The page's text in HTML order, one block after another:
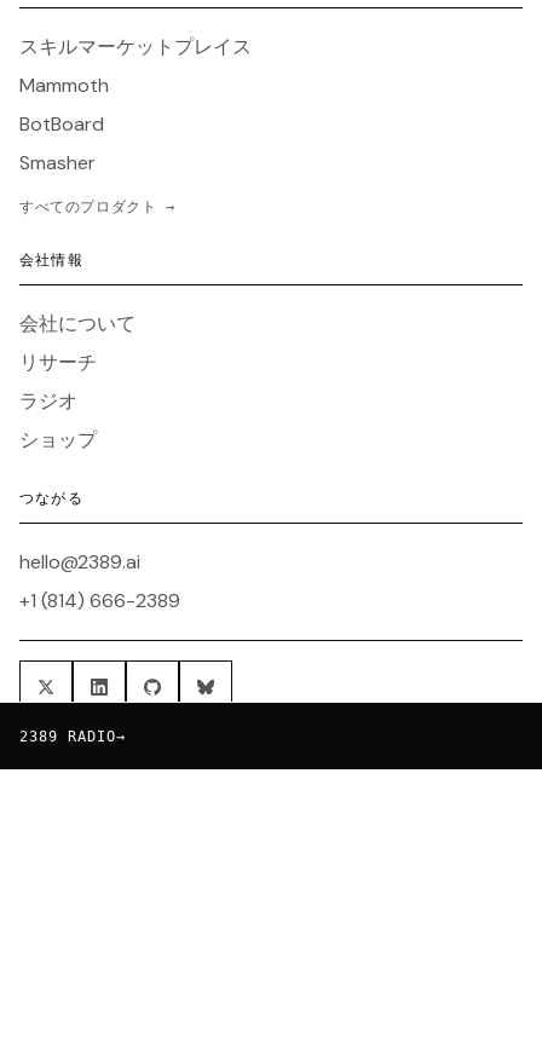
スキルマーケットプレイス
Mammoth
BotBoard
Smasher
すべてのプロダクト →
会社情報
会社について
リサーチ
ラジオ
ショップ
つながる
hello@2389.ai
+1 (814) 666-2389
2389 RADIO→